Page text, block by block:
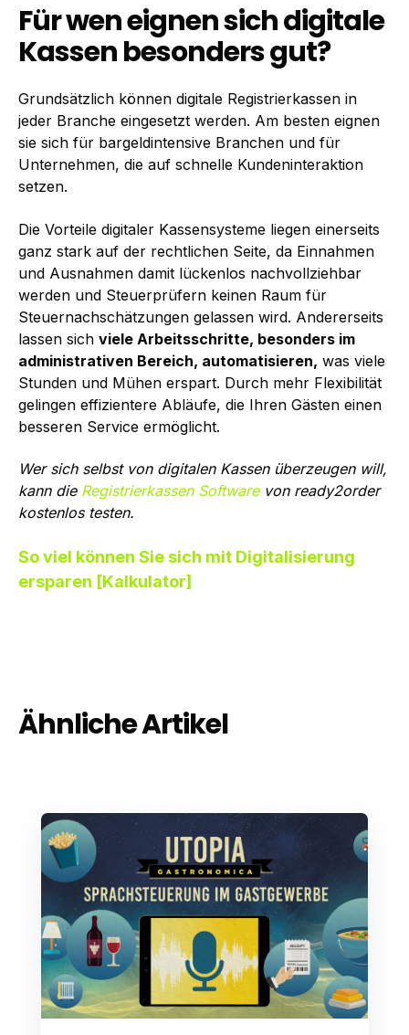
Für wen eignen sich digitale
Kassen besonders gut?
Grundsätzlich können digitale Registrierkassen in
jeder Branche eingesetzt werden. Am besten eignen
sie sich für bargeldintensive Branchen und für
Unternehmen, die auf schnelle Kundeninteraktion
setzen.
Die Vorteile digitaler Kassensysteme liegen einerseits
ganz stark auf der rechtlichen Seite, da Einnahmen
und Ausnahmen damit lückenlos nachvollziehbar
werden und Steuerprüfern keinen Raum für
Steuernachschätzungen gelassen wird. Andererseits
lassen sich viele Arbeitsschritte, besonders im
administrativen Bereich, automatisieren, was viele
Stunden und Mühen erspart. Durch mehr Flexibilität
gelingen effizientere Abläufe, die Ihren Gästen einen
besseren Service ermöglicht.
Wer sich selbst von digitalen Kassen überzeugen will,
kann die Registrierkassen Software von ready2order
kostenlos testen.
So viel können Sie sich mit Digitalisierung
ersparen [Kalkulator]
Ähnliche Artikel